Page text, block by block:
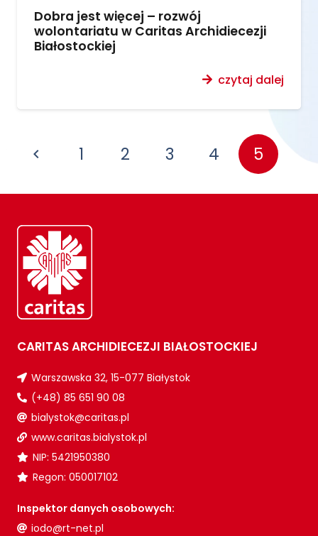
Dobra jest więcej – rozwój
wolontariatu w Caritas Archidiecezji
Białostockiej
czytaj dalej
1 2 3 4 5
CARITAS ARCHIDIECEZJI BIAŁOSTOCKIEJ
Warszawska 32, 15-077 Białystok
(+48) 85 651 90 08
bialystok@caritas.pl
www.caritas.bialystok.pl
NIP: 5421950380
Regon: 050017102
Inspektor danych osobowych:
iodo@rt-net.pl